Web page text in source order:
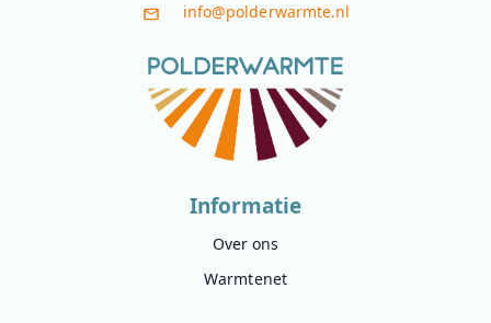
info@polderwarmte.nl
Informatie
Over ons
Warmtenet